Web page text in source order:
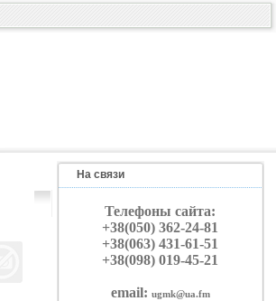
На связи
Телефоны сайта:
+38(050) 362-24-81
+38(063) 431-61-51
+38(098) 019-45-21
email: ugmk@ua.fm